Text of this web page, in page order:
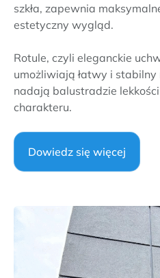
szkła, zapewnia
estetyczny wygląd.
Rotule, czyli eleganckie
umożliwiają łatwy i stabilny
nadają balustradzie
charakteru.
Dowiedz się więcej